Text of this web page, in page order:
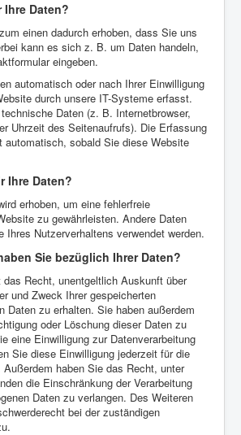
Ihre Daten?
einen dadurch erhoben, dass Sie uns
kann es sich z. B. um Daten handeln,
eingeben.
automatisch oder nach Ihrer Einwilligung
durch unsere IT-Systeme erfasst.
Daten (z. B. Internetbrowser,
Uhrzeit des Seitenaufrufs). Die Erfassung
automatisch, sobald Sie diese Website
Ihre Daten?
erhoben, um eine fehlerfreie
zu gewährleisten. Andere Daten
Ihres Nutzerverhaltens verwendet werden.
Sie bezüglich Ihrer Daten?
das Recht, unentgeltlich Auskunft über
und Zweck Ihrer gespeicherten
Daten zu erhalten. Sie haben außerdem
oder Löschung dieser Daten zu
eine Einwilligung zur Datenverarbeitung
Sie diese Einwilligung jederzeit für die
haben Sie das Recht, unter
die Einschränkung der Verarbeitung
Daten zu verlangen. Des Weiteren
bei der zuständigen